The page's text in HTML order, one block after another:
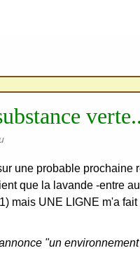
une probable prochaine
que la lavande -entre
mais UNE LIGNE m'a
"un